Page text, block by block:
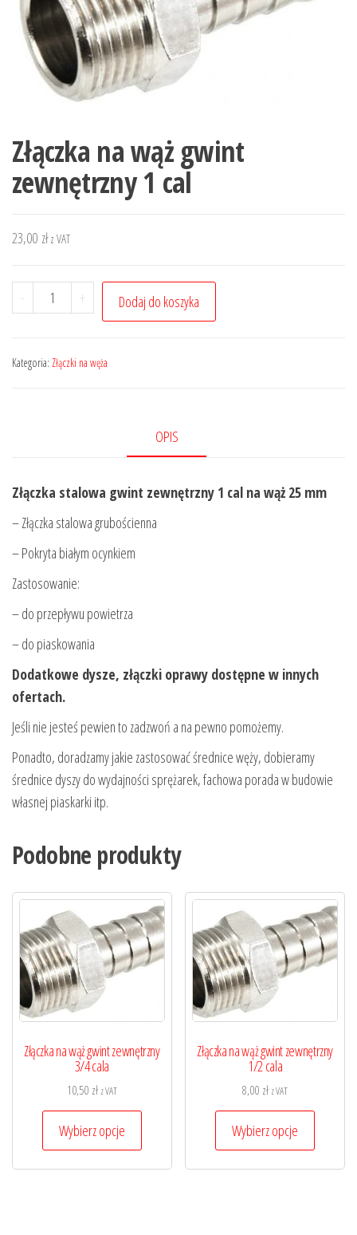
Złączka na wąż gwint
zewnętrzny 1 cal
23,00 zł z VAT
-
ilość
Złączka
wąż
+ Dodaj do koszyka
Kategoria: Złączki na węża
OPIS
Złączka stalowa gwint zewnętrzny 1 cal na wąż 25 mm
– Złączka stalowa grubościenna
– Pokryta białym ocynkiem
Zastosowanie:
– do przepływu powietrza
– do piaskowania
Dodatkowe dysze, złączki oprawy dostępne w innych
ofertach.
Jeśli nie jesteś pewien to zadzwoń a na pewno pomożemy.
Ponadto, doradzamy jakie zastosować średnice węży, dobieramy
średnice dyszy do wydajności sprężarek, fachowa porada w budowie
własnej piaskarki itp.
Podobne produkty
Złączka na wąż gwint zewnętrzny
3/4 cala
10,50 zł z VAT
Wybierz opcje
Ten
Złączka na wąż gwint zewnętrzny
1/2 cala
8,00 zł z VAT
Wybierz opcje
Ten